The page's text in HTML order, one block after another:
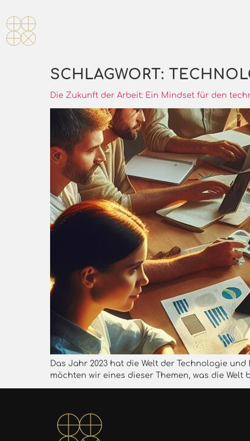
SCHLAGWORT:
Die Zukunft der Arbeit: Ein Mindset für den
Das Jahr 2023 hat die Welt der Technologie
möchten wir eines dieser Themen, was die